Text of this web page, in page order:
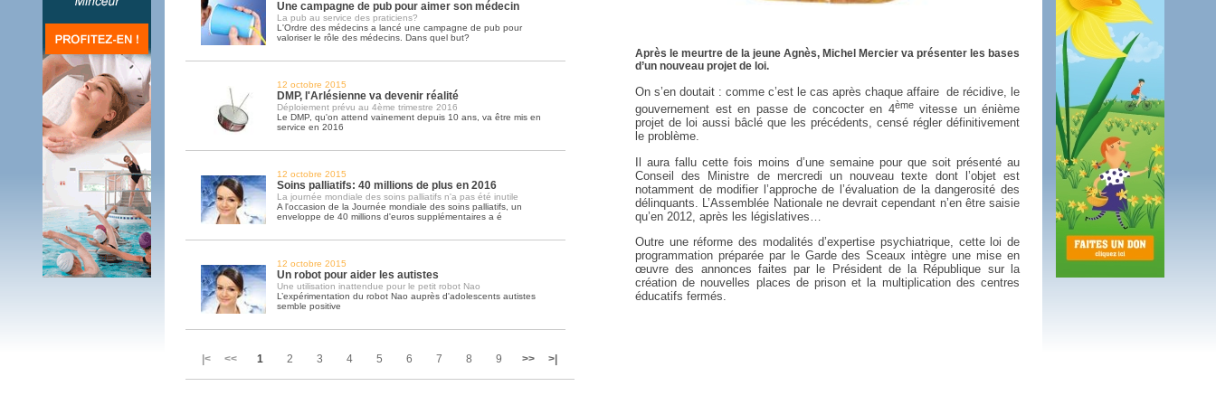
La journée mondiale des soins palliatifs n'a pas été inutile
lire la suite >>
Une campagne de pub pour aimer son médecin
La pub au service des praticiens?
L'Ordre des médecins a lancé une campagne de pub pour
valoriser le rôle des médecins. Dans quel but?
12 octobre 2015
DMP, l'Arlésienne va devenir réalité
Déploiement prévu au 4ème trimestre 2016
Le DMP, qu'on attend vainement depuis 10 ans, va être mis en
service en 2016
12 octobre 2015
Soins palliatifs: 40 millions de plus en 2016
La journée mondiale des soins palliatifs n'a pas été inutile
A l'occasion de la Journée mondiale des soins palliatifs, un
enveloppe de 40 millions d'euros supplémentaires a é
12 octobre 2015
Un robot pour aider les autistes
Une utilisation inattendue pour le petit robot Nao
L’expérimentation du robot Nao auprès d'adolescents autistes
semble positive
|< << 1 2 3 4 5 6 7 8 9 >> >|
Après le meurtre de la jeune Agnès, Michel Mercier va présenter les bases
d’un nouveau projet de loi.
On s’en doutait : comme c’est le cas après chaque affaire de récidive, le
gouvernement est en passe de concocter en 4èmevitesse un énième
projet de loi aussi bâclé que les précédents, censé régler définitivement
le problème.
Il aura fallu cette fois moins d’une semaine pour que soit présenté au
Conseil des Ministre de mercredi un nouveau texte dont l’objet est
notamment de modifier l’approche de l’évaluation de la dangerosité des
délinquants. L’Assemblée Nationale ne devrait cependant n’en être saisie
qu’en 2012, après les législatives…
Outre une réforme des modalités d’expertise psychiatrique, cette loi de
programmation préparée par le Garde des Sceaux intègre une mise en
œuvre des annonces faites par le Président de la République sur la
création de nouvelles places de prison et la multiplication des centres
éducatifs fermés.